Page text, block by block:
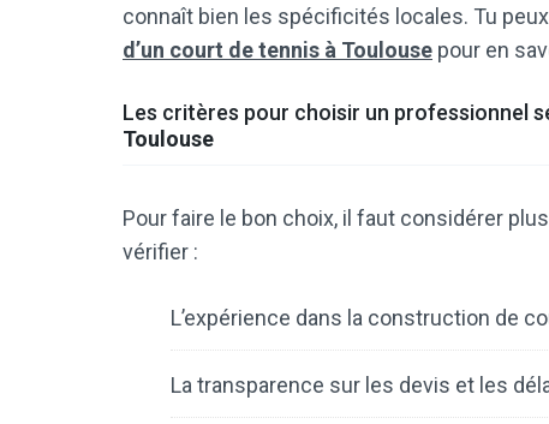
connaît bien les spécificités locales. Tu
d’un court de tennis à Toulouse pour en
Les critères pour choisir un professionnel
Toulouse
Pour faire le bon choix, il faut considérer
vérifier :
L’expérience dans la construction de
La transparence sur les devis et les